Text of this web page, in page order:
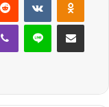
Viber Line E-Posta ile